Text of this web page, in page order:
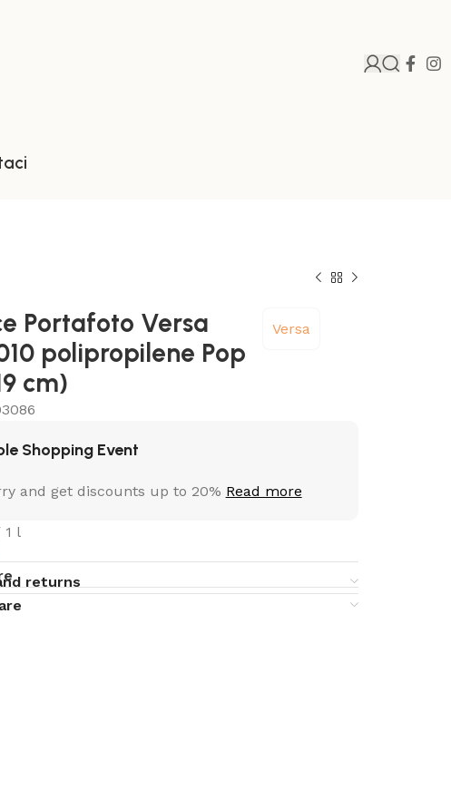
Portafoto Versa
polipropilene Pop
cm)
Versa
Shopping Event
and get discounts up to 20% Read more
1 l
returns